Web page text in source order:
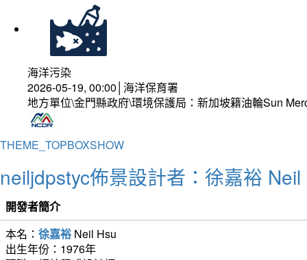
海洋污染
2026-05-19, 00:00│海洋保育署
地方單位\金門縣政府\環境保護局：新加坡籍油輪Sun
THEME_TOPBOXSHOW
neiljdpstyc佈景設計者：徐嘉裕
開發者簡介
本名： 徐嘉裕 Neil Hsu
出生年份：1976年